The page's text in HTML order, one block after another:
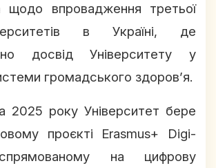
щодо впровадження третьої
в Україні, де
досвід Університету у
громадського здоров’я.
2025 року Університет бере
проєкті Erasmus+ Digi-
на цифрову